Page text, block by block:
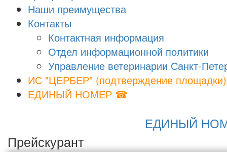
Наши преимущества
Контакты
Контактная информация
Отдел информационной политики
Управление ветеринарии Санкт-
ИС "ЦЕРБЕР" (подтверждение площадки)
ЕДИНЫЙ НОМЕР ☎
ЕДИНЫЙ
Прейскурант